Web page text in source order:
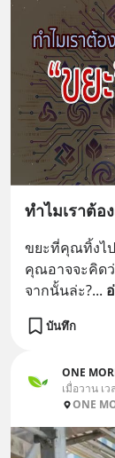
ทำไมเราต้อ
ขยะที่คุณทิ้งไ
คุณอาจจะคิดว่
จากนั้นล่ะ?...
บันทึก
เมื่อวาน เ
ONE